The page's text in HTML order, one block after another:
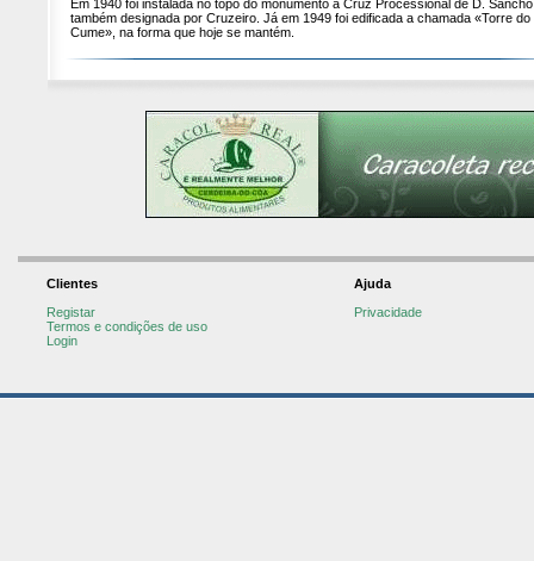
Em 1940 foi instalada no topo do monumento a Cruz Processional de D.
também designada por Cruzeiro. Já em 1949 foi edificada a chamada «Torre do
Cume», na forma que hoje se mantém.
Clientes
Registar
Termos e condições de uso
Login
Ajuda
Privacidade